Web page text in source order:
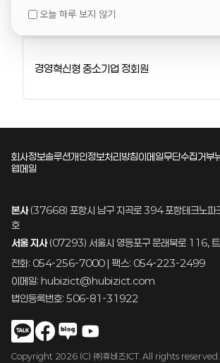
설명
경영혁신형 중소기업 정회원
회사정보솔루션개인정보처리방침이메일무단수집거부
웹메일
본사(37668) 포항시 남구 지곡로 394 포항테크노
호
서울 지사(07293) 서울시 영등포구 문래북로 116,
전화: 054-256-7000 | 팩스: 054-223-2499
이메일: hubizict@hubizict.com
법인등록번호: 506-81-31922
Copyright 2026 (C) ㈜휴비즈ICT. All rights reserved.
오늘 하루 보지 않기